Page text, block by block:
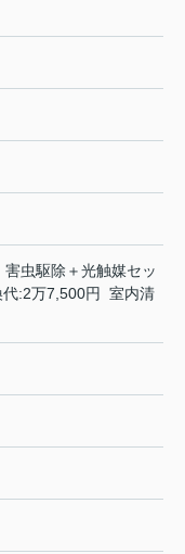
虫駆除＋光触媒セッ
:2万7,500円 室内清